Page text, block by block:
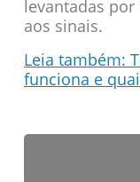
levantadas
aos sinais.
Leia também:
funciona e